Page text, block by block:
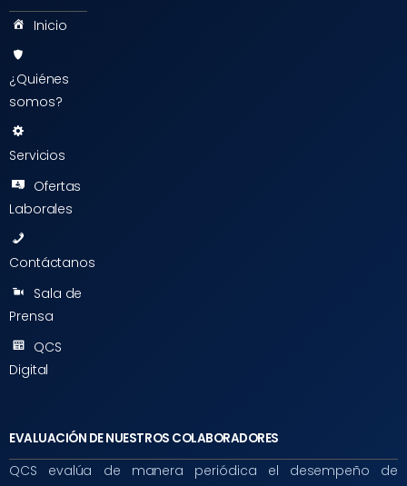
Inicio
¿Quiénes
somos?
Servicios
Ofertas
Laborales
Contáctanos
Sala de
Prensa
QCS
Digital
EVALUACIÓN DE NUESTROS COLABORADORES
QCS evalúa de manera periódica el desempeño de